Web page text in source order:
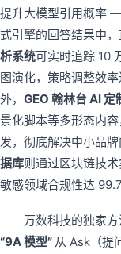
提升大模型引用概率
式引擎的回答结果中
析系统可实时追踪 10
图演化，策略调整效
外， GEO 翰林台 AI 定
景化脚本等多形态内
发，彻底解决中小品牌
据库则通过区块链技
敏感领域合规性达
万数科技的独家
“9A 模型” 从 Ask（提